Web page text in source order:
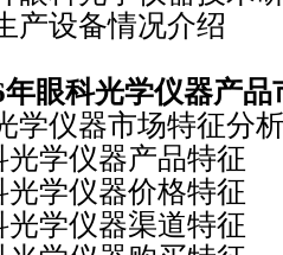
设备情况介绍
年眼科光学仪器产品
仪器市场特征分
仪器产品特征
仪器价格特征
仪器渠道特征